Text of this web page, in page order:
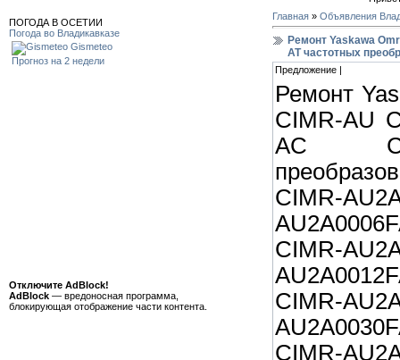
ПОГОДА В ОСЕТИИ
Погода во Владикавказе
Gismeteo
Прогноз на 2 недели
Отключите AdBlock!
AdBlock — вредоносная программа,
блокирующая отображение части контента.
Главная » Объявления
Ремонт Yaskawa
AT частотных
Предложение |
Ремонт
CIMR-AU
AC
CIMR-
CIMR-
CIMR-
CIMR-